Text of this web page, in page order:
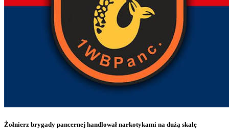
Żołnierz brygady pancernej handlował narkotykami na dużą skalę